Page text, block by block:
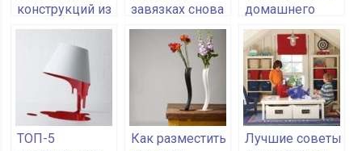
конструкций из
гипсокартона
завязках снова
в тренде
домашнего
текстиля пятна
от фруктов и
ягод
ТОП-5
Как разместить
Лучшие советы